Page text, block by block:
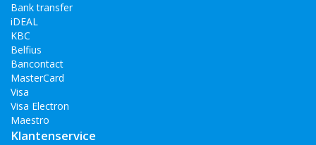
Bank transfer
iDEAL
KBC
Belfius
Bancontact
MasterCard
Visa
Visa Electron
Maestro
Klantenservice